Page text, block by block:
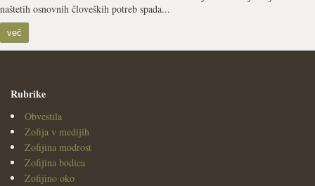
naštetih osnovnih človeških potreb spada...
več
Rubrike
Obvestila
Zofija v medijih
Zofijina modrost
Zofijina bodica
Zofijino oko